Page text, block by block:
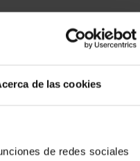
de las cookies
de redes sociales